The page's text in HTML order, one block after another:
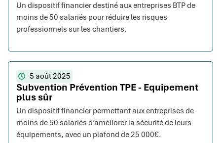
Un dispositif financier destiné aux entreprises BTP de
moins de 50 salariés pour réduire les risques
professionnels sur les chantiers.
5 août 2025
Subvention Prévention TPE - Equipement
plus sûr
Un dispositif financier permettant aux entreprises de
moins de 50 salariés d’améliorer la sécurité de leurs
équipements, avec un plafond de 25 000€.